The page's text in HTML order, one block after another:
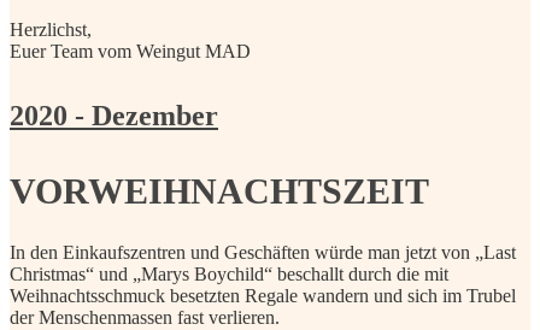
Herzlichst,
Euer Team vom Weingut MAD
2020 - Dezember
VORWEIHNACHTSZEIT
In den Einkaufszentren und Geschäften würde man jetzt von „Last
Christmas“ und „Marys Boychild“ beschallt durch die mit
Weihnachtsschmuck besetzten Regale wandern und sich im Trubel
der Menschenmassen fast verlieren.